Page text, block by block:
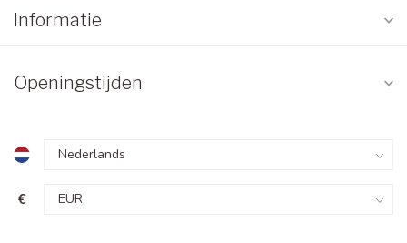
Informatie
Openingstijden
€